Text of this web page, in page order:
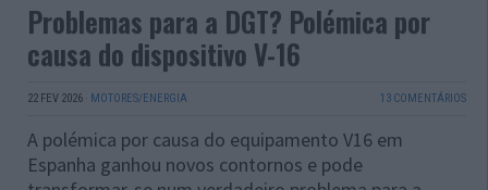
Problemas para a DGT? Polémica por
causa do dispositivo V-16
22 FEV 2026 · MOTORES/ENERGIA 13 COMENTÁRIOS
A polémica por causa do equipamento V16 em
Espanha ganhou novos contornos e pode